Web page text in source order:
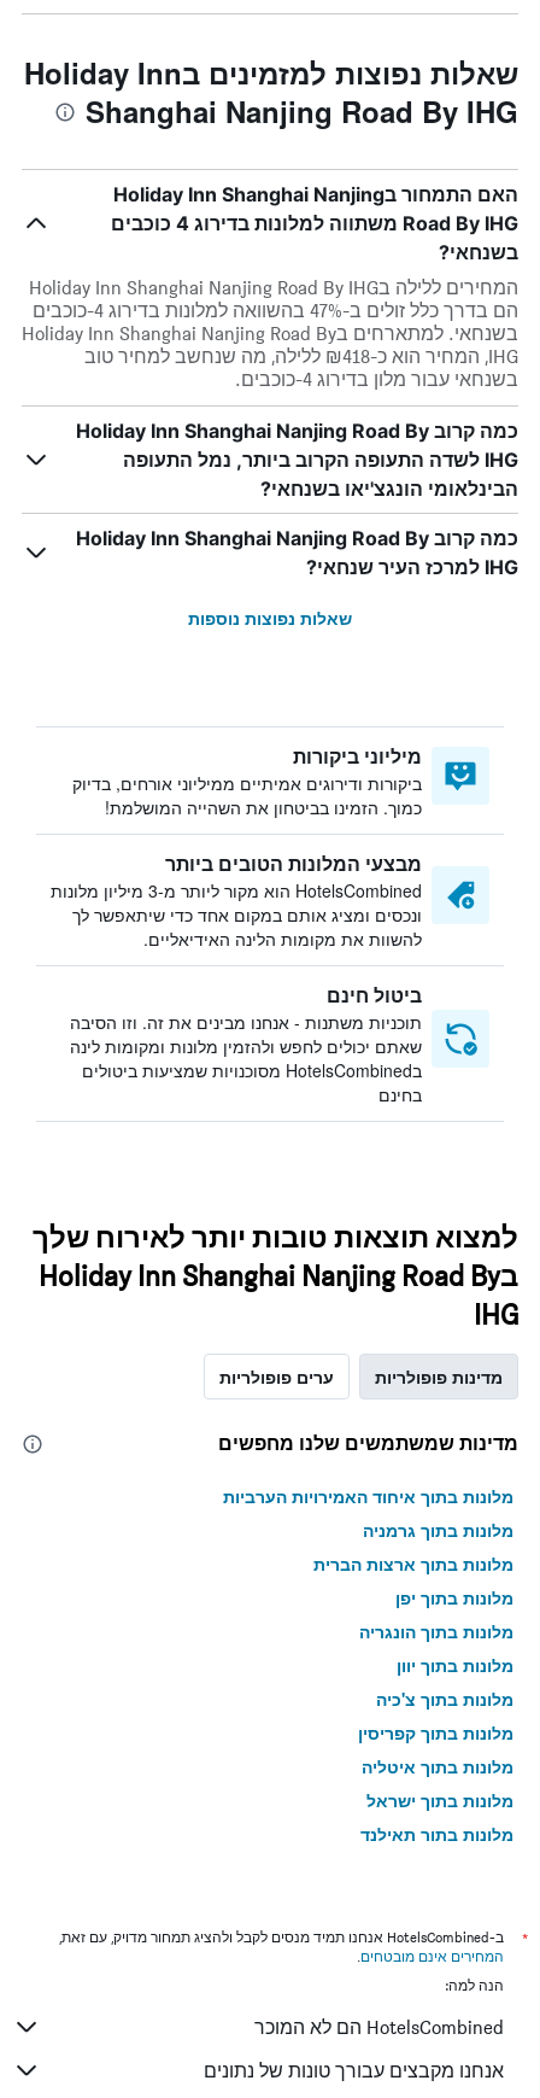
שאלות נפוצות למזמינים בHoliday Inn
Shanghai Nanjing Road By IHG
האם התמחור בHoliday Inn Shanghai Nanjing
Road By IHG משתווה למלונות בדירוג 4 כוכבים
בשנחאי?
המחירים ללילה בHoliday Inn Shanghai Nanjing Road By IHG
הם בדרך כלל זולים ב-47% בהשוואה למלונות בדירוג 4-כוכבים
בשנחאי. למתארחים בHoliday Inn Shanghai Nanjing Road By
IHG, המחיר הוא כ-₪418 ללילה, מה שנחשב למחיר טוב
בשנחאי עבור מלון בדירוג 4-כוכבים.
כמה קרוב Holiday Inn Shanghai Nanjing Road By
IHG לשדה התעופה הקרוב ביותר, נמל התעופה
הבינלאומי הונגצ'יאו בשנחאי?
כמה קרוב Holiday Inn Shanghai Nanjing Road By
IHG למרכז העיר שנחאי?
שאלות נפוצות נוספות
מיליוני ביקורות
ביקורות ודירוגים אמיתיים ממיליוני אורחים, בדיוק
כמוך. הזמינו בביטחון את השהייה המושלמת!
מבצעי המלונות הטובים ביותר
HotelsCombined הוא מקור ליותר מ-3 מיליון מלונות
ונכסים ומציג אותם במקום אחד כדי שיתאפשר לך
להשוות את מקומות הלינה האידיאליים.
ביטול חינם
תוכניות משתנות - אנחנו מבינים את זה. וזו הסיבה
שאתם יכולים לחפש ולהזמין מלונות ומקומות לינה
בHotelsCombined מסוכנויות שמציעות ביטולים
בחינם
למצוא תוצאות טובות יותר לאירוח שלך
בHoliday Inn Shanghai Nanjing Road By
IHG
מדינות פופולריות ערים פופולריות
מדינות שמשתמשים שלנו מחפשים
מלונות בתוך איחוד האמירויות הערביות
מלונות בתוך גרמניה
מלונות בתוך ארצות הברית
מלונות בתוך יפן
מלונות בתוך הונגריה
מלונות בתוך יוון
מלונות בתוך צ'כיה
מלונות בתוך קפריסין
מלונות בתוך איטליה
מלונות בתוך ישראל
מלונות בתוך תאילנד
*
ב-HotelsCombined אנחנו תמיד מנסים לקבל ולהציג תמחור מדויק, עם זאת,
המחירים אינם מובטחים.
הנה למה:
HotelsCombined הם לא המוכר
אנחנו מקבצים עבורך טונות של נתונים